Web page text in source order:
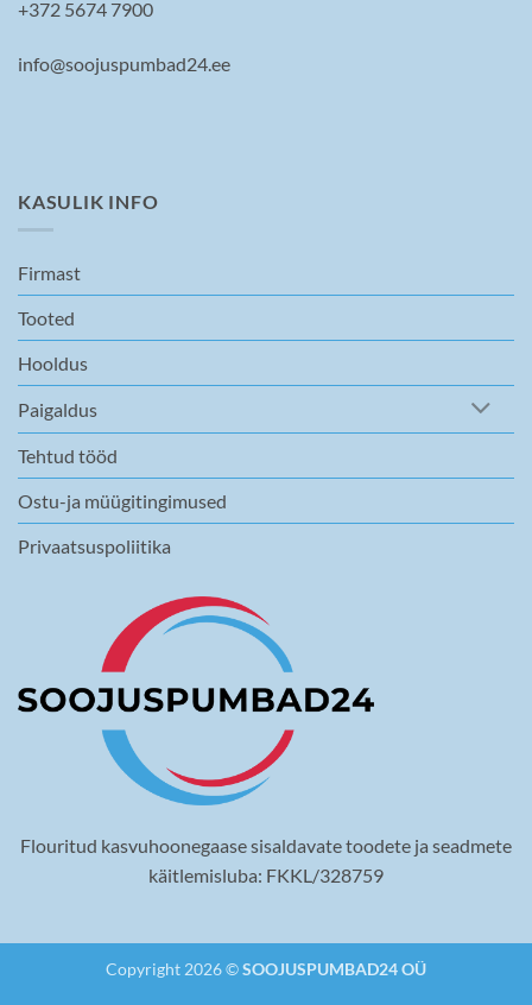
the
+372 5674 7900
info@soojuspumbad24.ee
KASULIK INFO
Firmast
Tooted
Hooldus
Paigaldus
Tehtud tööd
Ostu-ja müügitingimused
Privaatsuspoliitika
Flouritud kasvuhoonegaase sisaldavate toodete ja seadmete
käitlemisluba: FKKL/328759
Copyright 2026 ©SOOJUSPUMBAD24 OÜ